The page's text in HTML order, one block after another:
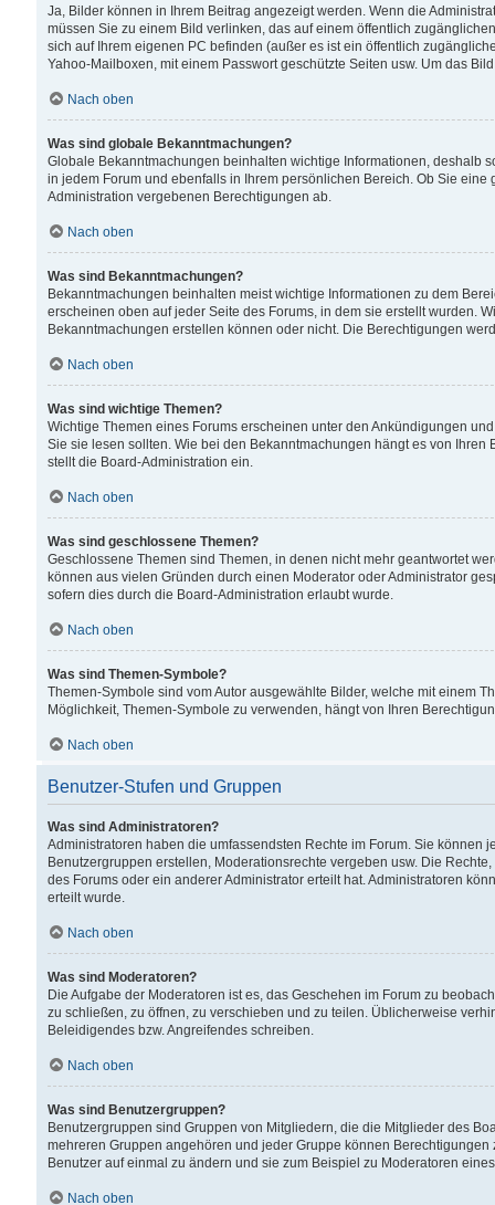
Ja, Bilder können in Ihrem Beitrag angezeigt werden. Wenn die
müssen Sie zu einem Bild verlinken, das auf einem öffentlich
sich auf Ihrem eigenen PC befinden (außer es ist ein öffentlich
Yahoo-Mailboxen, mit einem Passwort geschützte Seiten usw. Um das
Nach oben
Was sind globale Bekanntmachungen?
Globale Bekanntmachungen beinhalten wichtige Informationen, deshalb
in jedem Forum und ebenfalls in Ihrem persönlichen Bereich. Ob Sie
Administration vergebenen Berechtigungen ab.
Nach oben
Was sind Bekanntmachungen?
Bekanntmachungen beinhalten meist wichtige Informationen zu dem
erscheinen oben auf jeder Seite des Forums, in dem sie erstellt wurden.
Bekanntmachungen erstellen können oder nicht. Die Berechtigungen
Nach oben
Was sind wichtige Themen?
Wichtige Themen eines Forums erscheinen unter den Ankündigungen
Sie sie lesen sollten. Wie bei den Bekanntmachungen hängt es von
stellt die Board-Administration ein.
Nach oben
Was sind geschlossene Themen?
Geschlossene Themen sind Themen, in denen nicht mehr geantwortet
können aus vielen Gründen durch einen Moderator oder Administrator
sofern dies durch die Board-Administration erlaubt wurde.
Nach oben
Was sind Themen-Symbole?
Themen-Symbole sind vom Autor ausgewählte Bilder, welche mit einem
Möglichkeit, Themen-Symbole zu verwenden, hängt von Ihren
Nach oben
Benutzer-Stufen und Gruppen
Was sind Administratoren?
Administratoren haben die umfassendsten Rechte im Forum. Sie können
Benutzergruppen erstellen, Moderationsrechte vergeben usw. Die
des Forums oder ein anderer Administrator erteilt hat. Administratoren
erteilt wurde.
Nach oben
Was sind Moderatoren?
Die Aufgabe der Moderatoren ist es, das Geschehen im Forum zu
zu schließen, zu öffnen, zu verschieben und zu teilen. Üblicherweise
Beleidigendes bzw. Angreifendes schreiben.
Nach oben
Was sind Benutzergruppen?
Benutzergruppen sind Gruppen von Mitgliedern, die die Mitglieder des
mehreren Gruppen angehören und jeder Gruppe können
Benutzer auf einmal zu ändern und sie zum Beispiel zu Moderatoren
Nach oben